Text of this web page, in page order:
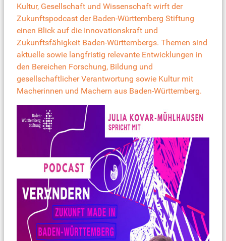
Kultur, Gesellschaft und Wissenschaft wirft der
Zukunftspodcast der Baden-Württemberg Stiftung
einen Blick auf die Innovationskraft und
Zukunftsfähigkeit Baden-Württembergs. Themen sind
aktuelle sowie langfristig relevante Entwicklungen in
den Bereichen Forschung, Bildung und
gesellschaftlicher Verantwortung sowie Kultur mit
Macherinnen und Machern aus Baden-Württemberg.